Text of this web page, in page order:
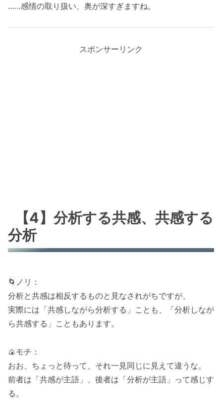
……感情の取り扱い、奥が深すぎますね。
スポンサーリンク
【4】分析する共感、共感する
分析
🌀ノリ：
分析と共感は相反するものと見なされがちですが、
実際には「共感しながら分析する」ことも、「分析しなが
ら共感する」こともあります。
🍙モチ：
おお、ちょっと待って、それ一見同じに見えて違うな。
前者は「共感が主語」、後者は「分析が主語」って感じす
る。